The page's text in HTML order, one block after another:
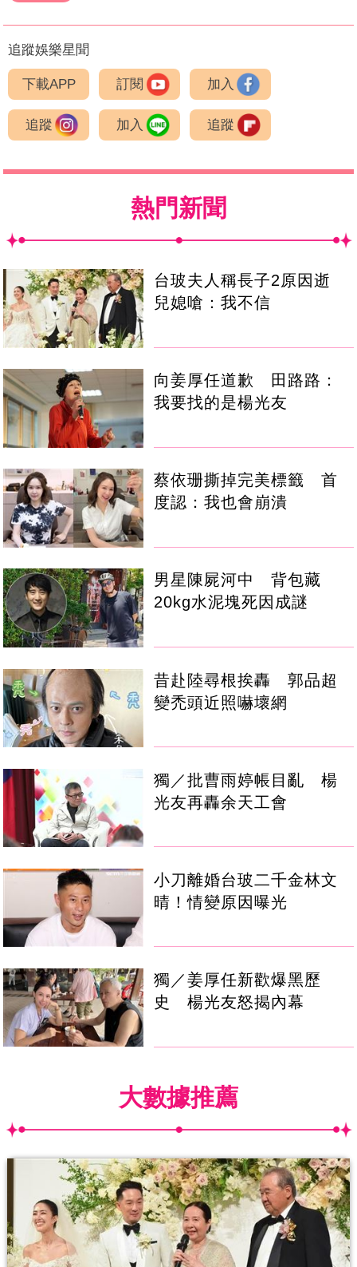
追蹤娛樂星聞
下載APP 訂閱 加入
追蹤 加入 追蹤
熱門新聞
台玻夫人稱長子2原因逝
兒媳嗆：我不信
向姜厚任道歉 田路路：
我要找的是楊光友
蔡依珊撕掉完美標籤 首
度認：我也會崩潰
男星陳屍河中 背包藏
20kg水泥塊死因成謎
昔赴陸尋根挨轟 郭品超
變禿頭近照嚇壞網
獨／批曹雨婷帳目亂 楊
光友再轟余天工會
小刀離婚台玻二千金林文
晴！情變原因曝光
獨／姜厚任新歡爆黑歷
史 楊光友怒揭內幕
大數據推薦